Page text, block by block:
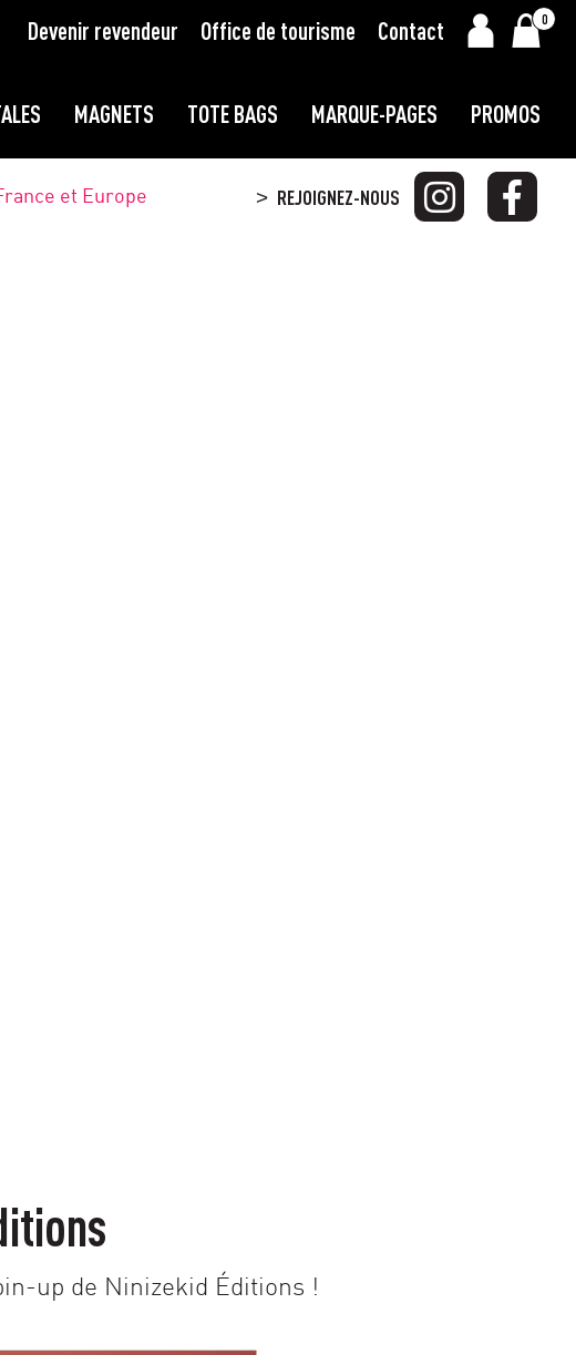
Devenir revendeur Office de tourisme Contact 0
MAGNETS TOTE BAGS MARQUE-PAGES PROMOS
> REJOIGNEZ-NOUS
et Europe
up de Ninizekid Éditions !